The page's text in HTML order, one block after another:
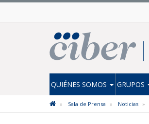
QUIÉNES SOMOS GRUPOS
Sala de Prensa Noticias